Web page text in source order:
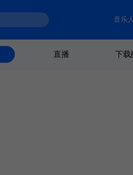
音乐人
直播 下载